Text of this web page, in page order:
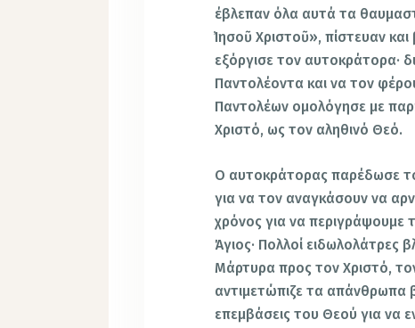
έβλεπαν όλα αυτά τα
̓Ιησοῦ Χριστοῦ», πίστευαν και
εξόργισε τον αυτοκράτορα·
Παντολέοντα και να τον
Παντολέων ομολόγησε με
Χριστό, ως τον αληθινό Θεό.
Ο αυτοκράτορας παρέδωσε
για να τον αναγκάσουν να
χρόνος για να περιγράψουμε
Άγιος· Πολλοί ειδωλολάτρες
Μάρτυρα προς τον Χριστό,
αντιμετώπιζε τα απάνθρωπα
επεμβάσεις του Θεού για να